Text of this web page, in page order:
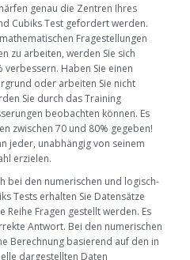
genau die Zentren Ihres
Cubiks Test gefordert werden.
Fragestellungen
zu arbeiten, werden Sie sich
Haben Sie einen
oder arbeiten Sie nicht
Sie durch das Training
beobachten können. Es
zwischen 70 und 80% gegeben!
jeder, unabhängig von seinem
erzielen.
bei den numerischen und logisch-
Tests erhalten Sie Datensätze
Reihe Fragen gestellt werden. Es
Antwort. Bei den numerischen
Berechnung basierend auf den in
dargestellten Daten